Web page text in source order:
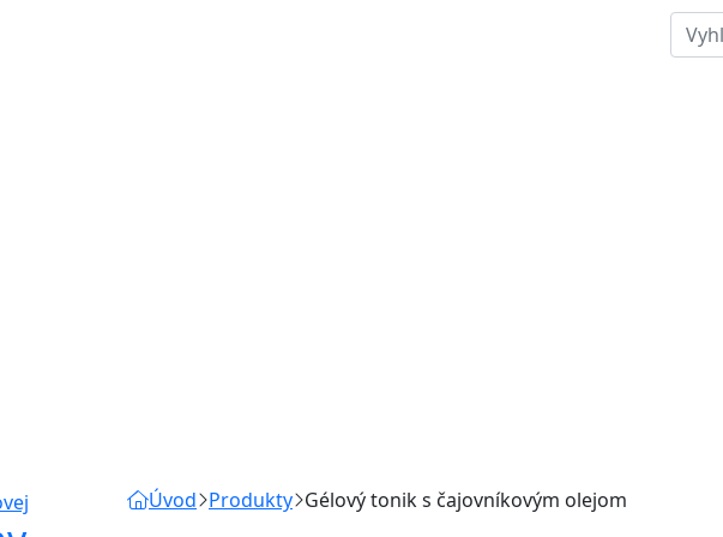
Úvod Produkty Gélový tonik s čajovníkovým olejom